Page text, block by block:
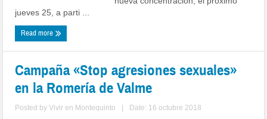
jueves 25, a parti ...
Read more
Campaña «Stop agresiones sexuales»
en la Romería de Valme
Posted byVivir en Montequinto Date: 16 octubre 2018